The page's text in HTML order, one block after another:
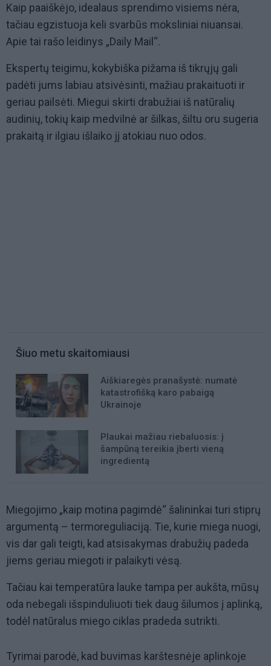
Kaip paaiškėjo, idealaus sprendimo visiems nėra,
tačiau egzistuoja keli svarbūs moksliniai niuansai.
Apie tai rašo leidinys „Daily Mail“.
Ekspertų teigimu, kokybiška pižama iš tikrųjų gali
padėti jums labiau atsivėsinti, mažiau prakaituoti ir
geriau pailsėti. Miegui skirti drabužiai iš natūralių
audinių, tokių kaip medvilnė ar šilkas, šiltu oru sugeria
prakaitą ir ilgiau išlaiko jį atokiau nuo odos.
Šiuo metu skaitomiausi
Aiškiaregės pranašystė: numatė
katastrofišką karo pabaigą
Ukrainoje
Plaukai mažiau riebaluosis: į
šampūną tereikia įberti vieną
ingredientą
Miegojimo „kaip motina pagimdė“ šalininkai turi stiprų
argumentą – termoreguliaciją. Tie, kurie miega nuogi,
vis dar gali teigti, kad atsisakymas drabužių padeda
jiems geriau miegoti ir palaikyti vėsą.
Tačiau kai temperatūra lauke tampa per aukšta, mūsų
oda nebegali išspinduliuoti tiek daug šilumos į aplinką,
todėl natūralus miego ciklas pradeda sutrikti.
Tyrimai parodė, kad buvimas karštesnėje aplinkoje